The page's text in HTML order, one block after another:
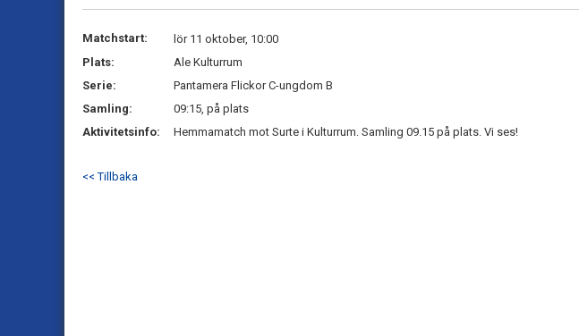
Matchstart:
lör 11 oktober, 10:00
Plats:
Ale Kulturrum
Serie:
Pantamera Flickor C-ungdom B
Samling:
09:15, på plats
Aktivitetsinfo:
Hemmamatch mot Surte i Kulturrum. Samling 09.15 på plats. Vi ses!
<< Tillbaka